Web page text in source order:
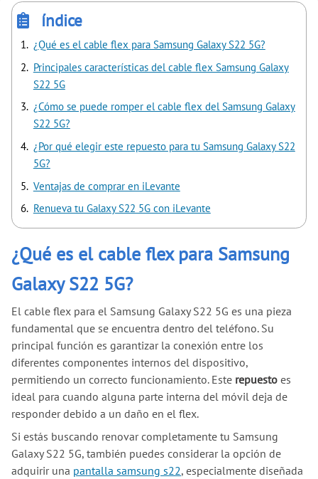
índice
¿Qué es el cable flex para Samsung Galaxy S22 5G?
Principales características del cable flex Samsung Galaxy
S22 5G
¿Cómo se puede romper el cable flex del Samsung Galaxy
S22 5G?
¿Por qué elegir este repuesto para tu Samsung Galaxy S22
5G?
Ventajas de comprar en iLevante
Renueva tu Galaxy S22 5G con iLevante
¿Qué es el cable flex para Samsung
Galaxy S22 5G?
El cable flex para el Samsung Galaxy S22 5G es una pieza
fundamental que se encuentra dentro del teléfono. Su
principal función es garantizar la conexión entre los
diferentes componentes internos del dispositivo,
permitiendo un correcto funcionamiento. Este repuesto es
ideal para cuando alguna parte interna del móvil deja de
responder debido a un daño en el flex.
Si estás buscando renovar completamente tu Samsung
Galaxy S22 5G, también puedes considerar la opción de
adquirir una pantalla samsung s22, especialmente diseñada